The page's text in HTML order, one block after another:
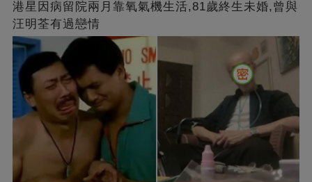
港星因病留院兩月靠氧氣機生活,81歲終生未婚,曾與
汪明荃有過戀情